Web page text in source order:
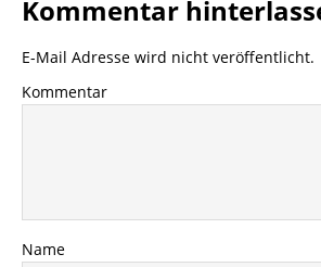
Kommentar
E-Mail Adresse wird nicht veröffentlicht.
Kommentar
Name